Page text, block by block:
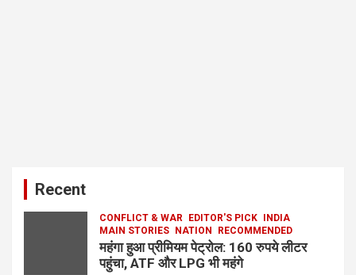
Recent
CONFLICT & WAR EDITOR'S PICK
INDIA
MAIN STORIES
NATION RECOMMENDED
महंगा हुआ प्रीमियम पेट्रोल: 160 रुपये लीटर
पहुंचा, ATF और LPG भी महंगे